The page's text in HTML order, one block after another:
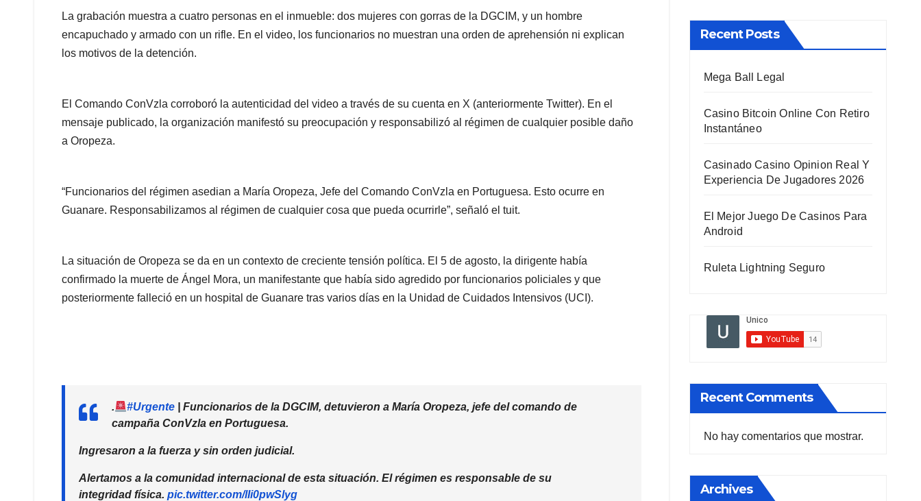
La grabación muestra a cuatro personas en el inmueble: dos mujeres con gorras de la DGCIM, y un hombre
encapuchado y armado con un rifle. En el video, los funcionarios no muestran una orden de aprehensión ni explican
los motivos de la detención.
El Comando ConVzla corroboró la autenticidad del video a través de su cuenta en X (anteriormente Twitter). En el
mensaje publicado, la organización manifestó su preocupación y responsabilizó al régimen de cualquier posible daño
a Oropeza.
“Funcionarios del régimen asedian a María Oropeza, Jefe del Comando ConVzla en Portuguesa. Esto ocurre en
Guanare. Responsabilizamos al régimen de cualquier cosa que pueda ocurrirle”, señaló el tuit.
La situación de Oropeza se da en un contexto de creciente tensión política. El 5 de agosto, la dirigente había
confirmado la muerte de Ángel Mora, un manifestante que había sido agredido por funcionarios policiales y que
posteriormente falleció en un hospital de Guanare tras varios días en la Unidad de Cuidados Intensivos (UCI).
. #Urgente | Funcionarios de la DGCIM, detuvieron a María Oropeza, jefe del comando de
campaña ConVzla en Portuguesa.
Ingresaron a la fuerza y sin orden judicial.
Alertamos a la comunidad internacional de esta situación. El régimen es responsable de su
integridad física. pic.twitter.com/lIi0pwSlyg
Recent Posts
Mega Ball Legal
Casino Bitcoin Online Con Retiro
Instantáneo
Casinado Casino Opinion Real Y
Experiencia De Jugadores 2026
El Mejor Juego De Casinos Para
Android
Ruleta Lightning Seguro
Recent Comments
No hay comentarios que mostrar.
Archives